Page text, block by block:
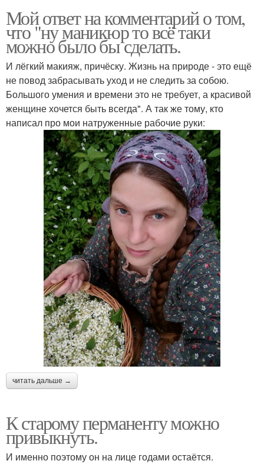
Мой ответ на комментарий о том,
что "ну маникюр то всё таки
можно было бы сделать.
И лёгкий макияж, причёску. Жизнь на природе - это ещё
не повод забрасывать уход и не следить за собою.
Большого умения и времени это не требует, а красивой
женщине хочется быть всегда". А так же тому, кто
написал про мои натруженные рабочие руки:
читать дальше →
К старому перманенту можно
привыкнуть.
И именно поэтому он на лице годами остаётся.